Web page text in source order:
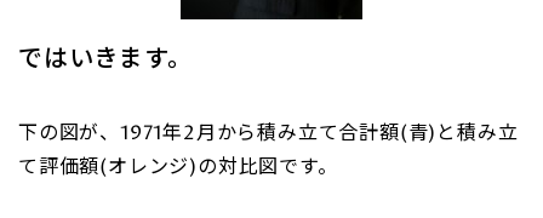
ではいきます。
下の図が、1971年2月から積み立て合計額(青)と積み立
て評価額(オレンジ)の対比図です。